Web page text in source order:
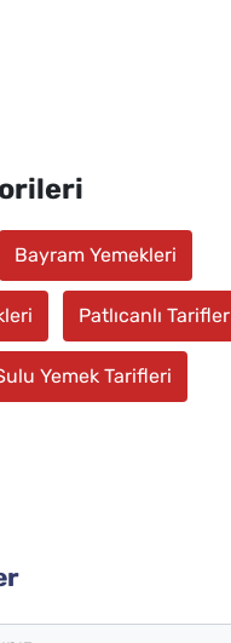
Bayram Yemekleri
Patlıcanlı Tarifler
Yemek Tarifleri